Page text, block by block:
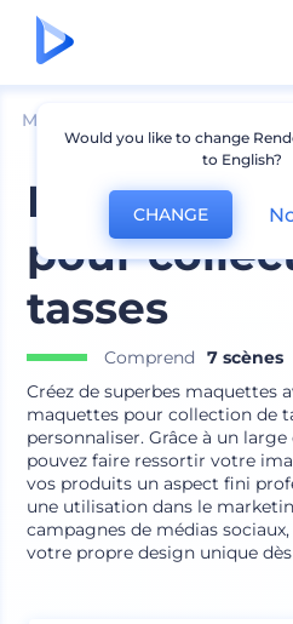
Mockups
Pack de
pour
tasses
Comprend
7 scènes
Créez de superbes maquettes
maquettes pour collection de
personnaliser. Grâce à un
pouvez faire ressortir votre
vos produits un aspect fini
une utilisation dans le
campagnes de médias
votre propre design unique
Would you like to change
to English?
CHANGE